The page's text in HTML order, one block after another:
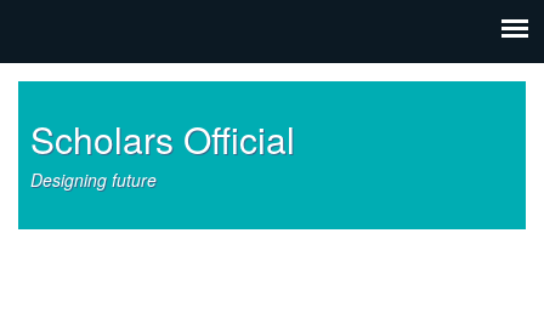
Scholars Official
Designing future